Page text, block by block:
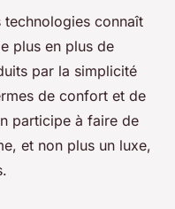
technologies connaît
plus en plus de
par la simplicité
de confort et de
participe à faire de
et non plus un luxe,